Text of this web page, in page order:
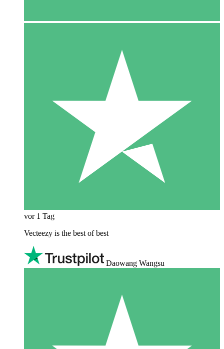
vor 1 Tag
Vecteezy is the best of best
Daowang Wangsu